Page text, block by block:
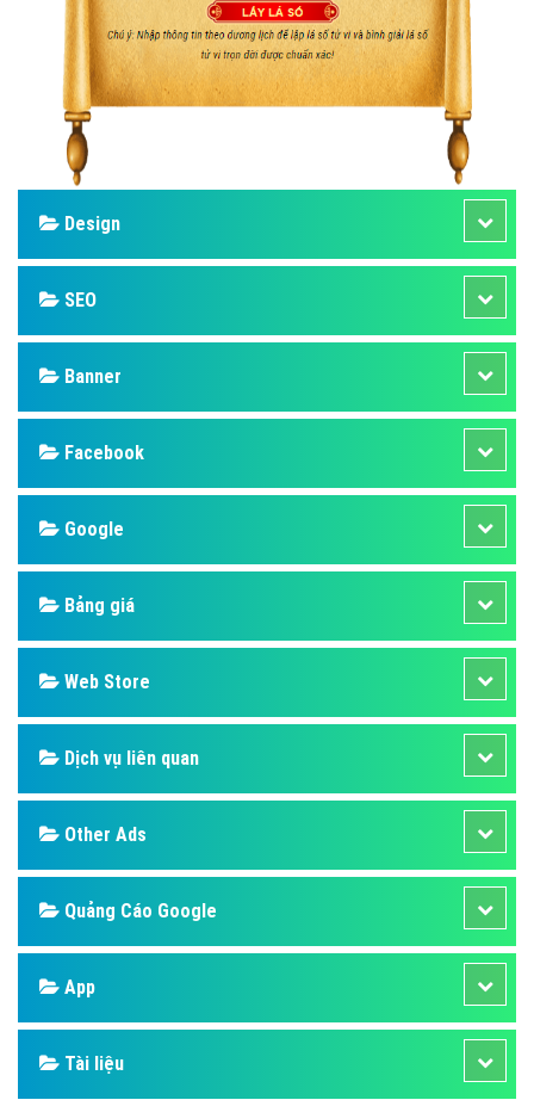
Design
SEO
Banner
Facebook
Google
Bảng giá
Web Store
Dịch vụ liên quan
Other Ads
Quảng Cáo Google
App
Tài liệu